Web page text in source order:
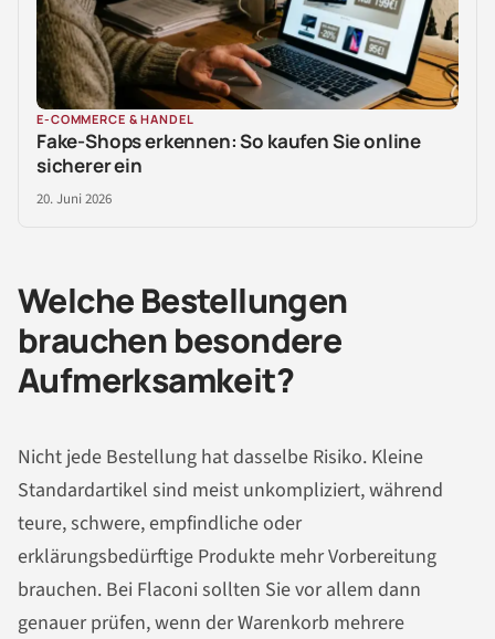
E-COMMERCE & HANDEL
Fake-Shops erkennen: So kaufen Sie online
sicherer ein
20. Juni 2026
Welche Bestellungen
brauchen besondere
Aufmerksamkeit?
Nicht jede Bestellung hat dasselbe Risiko. Kleine
Standardartikel sind meist unkompliziert, während
teure, schwere, empfindliche oder
erklärungsbedürftige Produkte mehr Vorbereitung
brauchen. Bei Flaconi sollten Sie vor allem dann
genauer prüfen, wenn der Warenkorb mehrere